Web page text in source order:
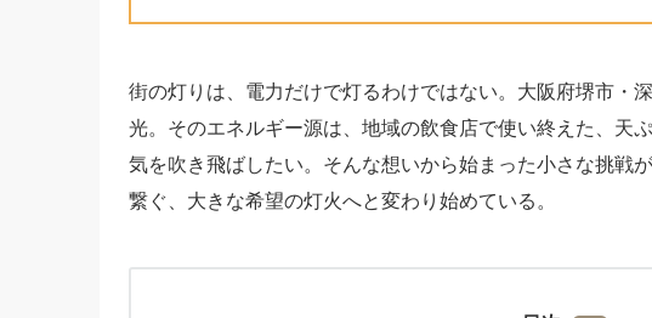
街の灯りは、電力だけで灯るわけではない。大阪府堺市・
光。そのエネルギー源は、地域の飲食店で使い終えた、天
気を吹き飛ばしたい。そんな想いから始まった小さな挑戦
繋ぐ、大きな希望の灯火へと変わり始めている。